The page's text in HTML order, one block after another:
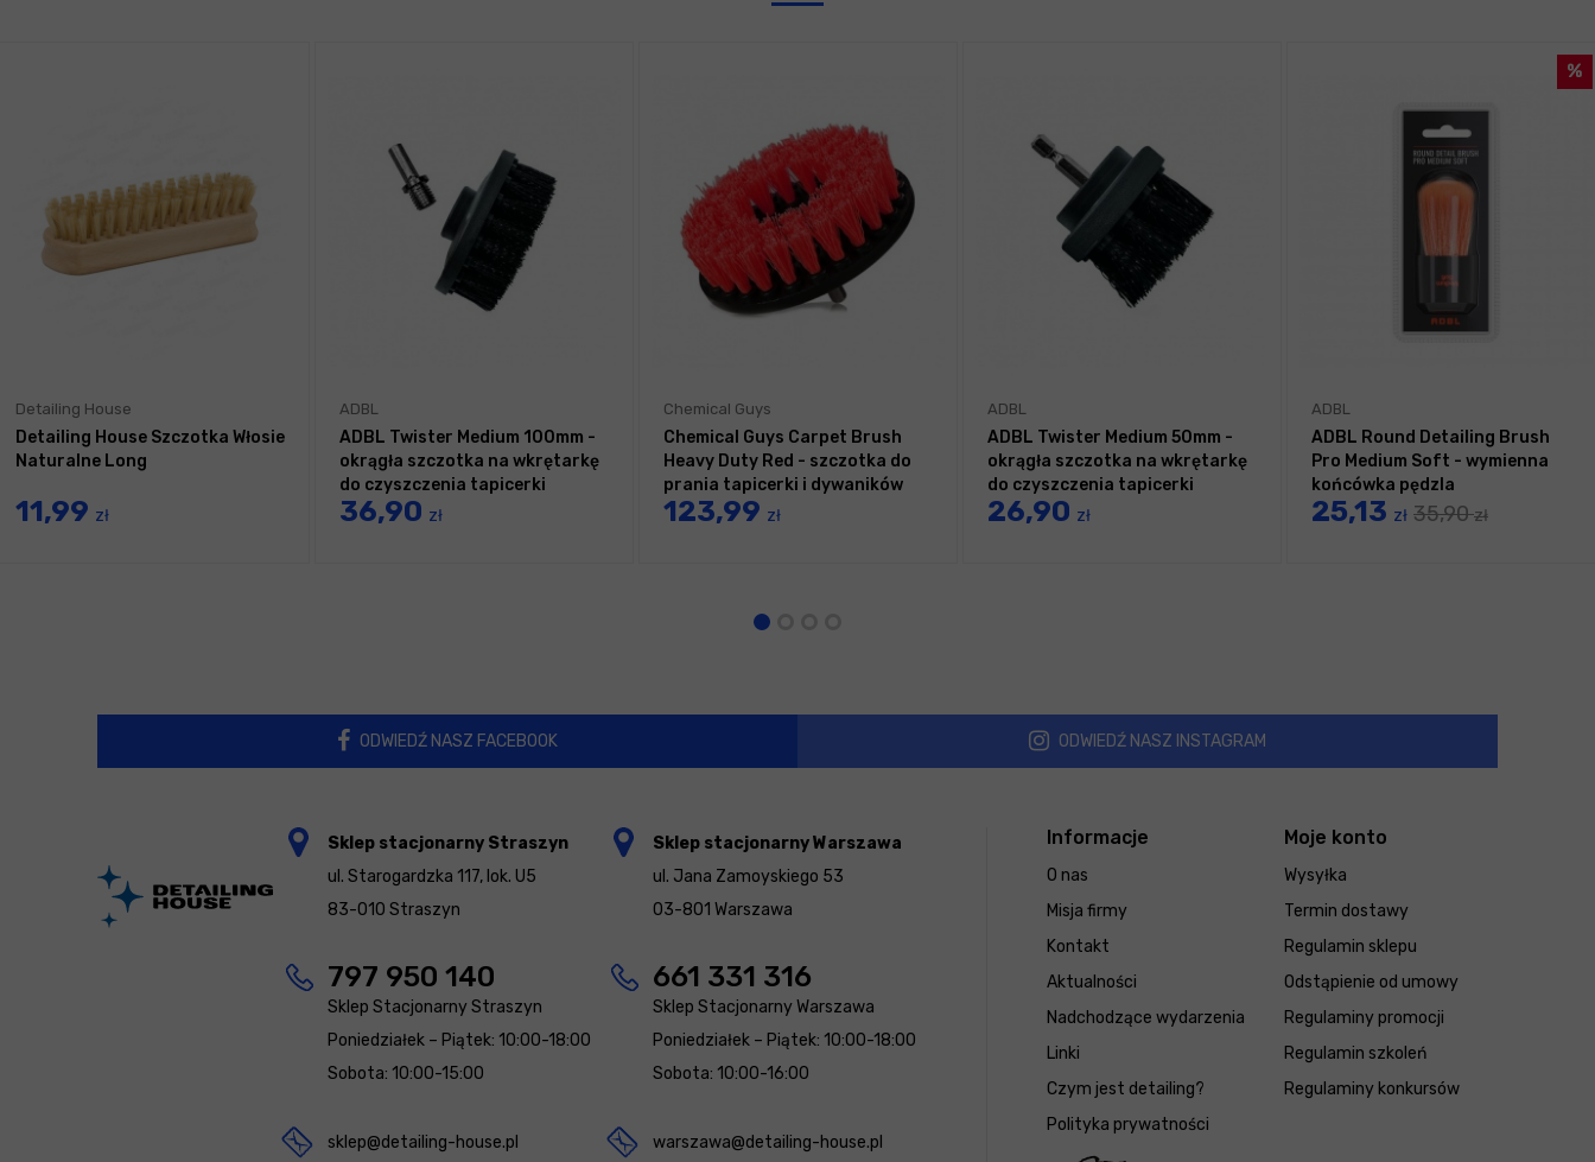
Detailing House
Detailing House Szczotka Włosie
Naturalne Long
11,99 zł
ADBL
ADBL Twister Medium 100mm -
okrągła szczotka na wkrętarkę
do czyszczenia tapicerki
36,90 zł
Chemical Guys
Chemical Guys Carpet Brush
Heavy Duty Red - szczotka do
prania tapicerki i dywaników
123,99 zł
ADBL
ADBL Twister Medium 50mm -
okrągła szczotka na wkrętarkę
do czyszczenia tapicerki
26,90 zł
ADBL
ADBL Round Detailing Brush
Pro Medium Soft - wymienna
końcówka pędzla
25,13 zł 35,90zł
ODWIEDŹ NASZ FACEBOOK ODWIEDŹ NASZ INSTAGRAM
Informacje
O nas
Misja firmy
Kontakt
Aktualności
Nadchodzące wydarzenia
Linki
Czym jest detailing?
Polityka prywatności
Moje konto
Wysyłka
Termin dostawy
Regulamin sklepu
Odstąpienie od umowy
Regulaminy promocji
Regulamin szkoleń
Regulaminy konkursów
Sklep stacjonarny Straszyn
ul. Starogardzka 117, lok. U5
83-010 Straszyn
797 950 140
Sklep Stacjonarny Straszyn
Poniedziałek – Piątek: 10:00-18:00
Sobota: 10:00-15:00
sklep@detailing-house.pl
Sklep stacjonarny Warszawa
ul. Jana Zamoyskiego 53
03-801 Warszawa
661 331 316
Sklep Stacjonarny Warszawa
Poniedziałek – Piątek: 10:00-18:00
Sobota: 10:00-16:00
warszawa@detailing-house.pl